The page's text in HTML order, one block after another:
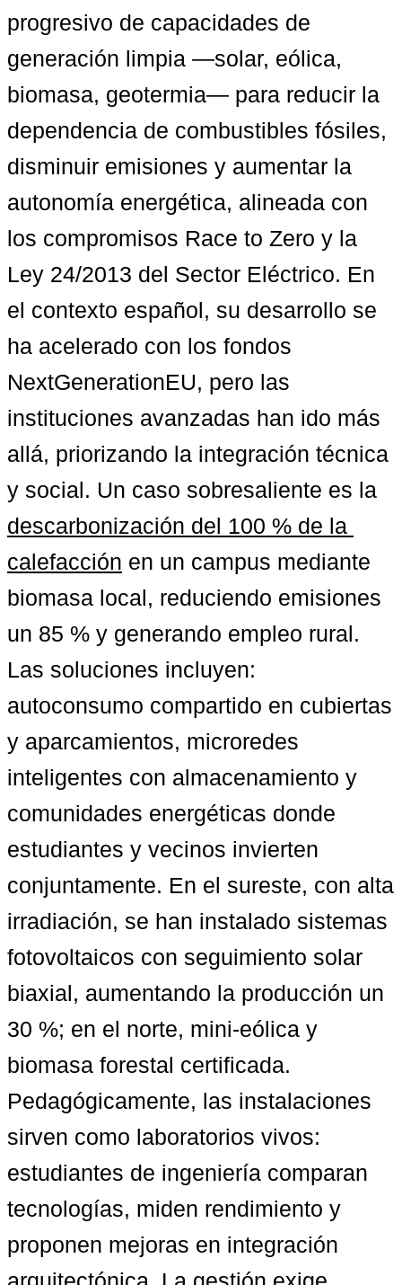
progresivo de capacidades de
generación limpia —solar, eólica,
biomasa, geotermia— para reducir la
dependencia de combustibles fósiles,
disminuir emisiones y aumentar la
autonomía energética, alineada con
los compromisos Race to Zero y la
Ley 24/2013 del Sector Eléctrico. En
el contexto español, su desarrollo se
ha acelerado con los fondos
NextGenerationEU, pero las
instituciones avanzadas han ido más
allá, priorizando la integración técnica
descarbonización del 100 % de la
calefacción en un campus mediante
biomasa local, reduciendo emisiones
un 85 % y generando empleo rural.
Las soluciones incluyen:
autoconsumo compartido en cubiertas
y aparcamientos, microredes
inteligentes con almacenamiento y
comunidades energéticas donde
estudiantes y vecinos invierten
conjuntamente. En el sureste, con alta
irradiación, se han instalado sistemas
fotovoltaicos con seguimiento solar
biaxial, aumentando la producción un
30 %; en el norte, mini-eólica y
biomasa forestal certificada.
Pedagógicamente, las instalaciones
sirven como laboratorios vivos:
estudiantes de ingeniería comparan
tecnologías, miden rendimiento y
proponen mejoras en integración